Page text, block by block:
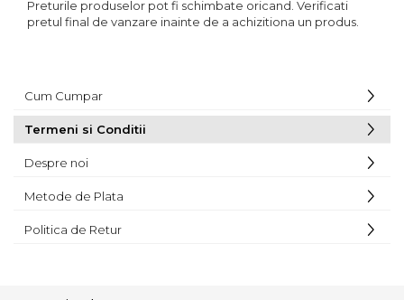
Preturile produselor pot fi schimbate oricand. Verificati
pretul final de vanzare inainte de a achizitiona un produs.
Cum Cumpar
Termeni si Conditii
Despre noi
Metode de Plata
Politica de Retur